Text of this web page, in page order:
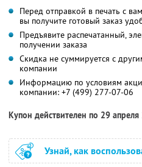
Перед отправкой в печать с
вы получите готовый заказ
Предъявите распечатанный,
получении заказа
Скидка не суммируется с
компании
Информацию по условиям
компании: +7 (499) 277-07-06
Купон действителен по 29
Узнай, как